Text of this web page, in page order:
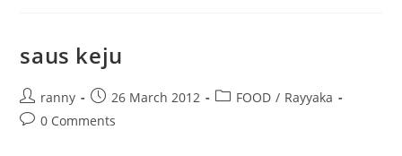
saus keju
Post
author:
ranny
Post
published:
26 March 2012
PostFOOD / Rayyaka
Post0 Comments